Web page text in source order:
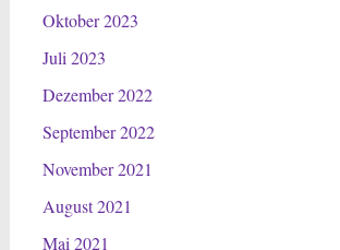
Oktober 2023
Juli 2023
Dezember 2022
September 2022
November 2021
August 2021
Mai 2021